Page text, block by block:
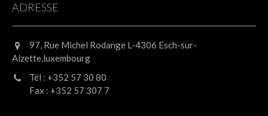
ADRESSE
97, Rue Michel Rodange L-4306 Esch-sur-
Alzette,luxembourg
Tél : +352 57 30 80
Fax : +352 57 307 7